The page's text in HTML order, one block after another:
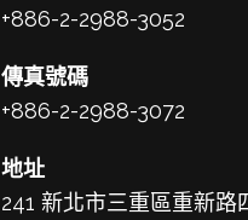
+886-2-2988-3052
傳真號碼
+886-2-2988-3072
地址
241 新北市三重區重新路